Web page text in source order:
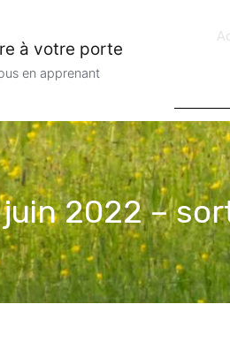
à votre porte
en apprenant
juin 2022 –